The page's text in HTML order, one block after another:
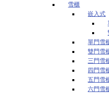
雪櫃
嵌入式
單門雪
雙門雪
三門雪
四門雪
五門雪
六門雪